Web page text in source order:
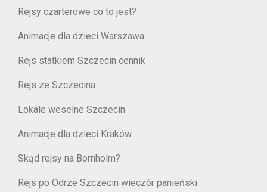
Rejsy czarterowe co to jest?
Animacje dla dzieci Warszawa
Rejs statkiem Szczecin cennik
Rejs ze Szczecina
Lokale weselne Szczecin
Animacje dla dzieci Kraków
Skąd rejsy na Bornholm?
Rejs po Odrze Szczecin wieczór panieński